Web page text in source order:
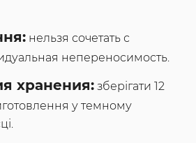
нельзя сочетать с
непереносимость.
хранения: зберігати 12
у темному